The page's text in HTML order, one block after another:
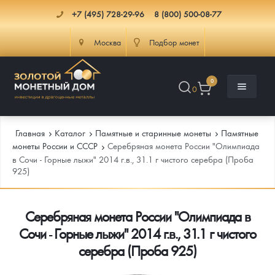
+7 (495) 728-29-96 8 (800) 500-08-77
Москва Подбор монет
0
0
Каталог
Инвестиционные монеты
Монеты Россия и СССР
Памятные и старинные монеты
Как сделать заказ
Подлинность монет
Доставка
Главная Каталог Памятные и старинные монеты
Памятные
монеты России и СССР
Серебряная монета России "Олимпиада
в Сочи - Горные лыжи" 2014 г.в., 31.1 г чистого серебра (Проба
925)
Серебряная монета России "Олимпиада в
Сочи - Горные лыжи" 2014 г.в., 31.1 г чистого
серебра (Проба 925)